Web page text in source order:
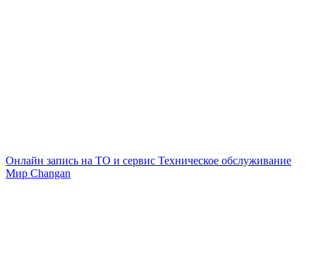
Онлайн запись на ТО и сервис Техническое обслуживание
Мир Changan